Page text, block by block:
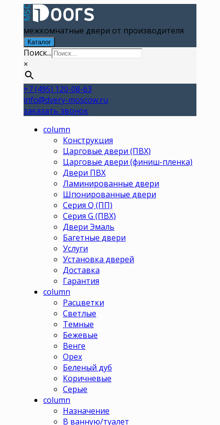
межкомнатные двери от производителя
Каталог
Поиск...
×
+7 (495) 120-08-63
info@dvery-moscow.ru
заказать звонок
column
Конструкция
Царговые двери (ПВХ)
Царговые двери (финиш-пленка)
Двери ПВХ
Ламинированные двери
Шпонированные двери
Серия Q (ПП)
Серия G (ПВХ)
Двери Эмаль
Багетные двери
Услуги
Установка дверей
Доставка
Гарантия
column
Расцветки
Светлые
Темные
Бежевые
Венге
Орех
Беленый дуб
Коричневые
Серые
column
Назначение
В ванную/туалет